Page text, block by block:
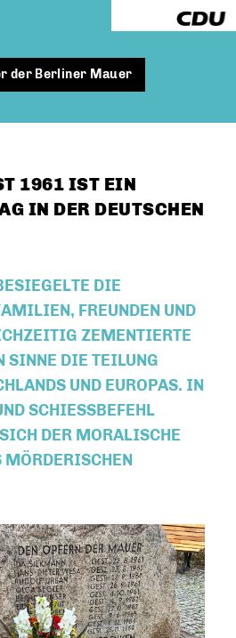
der Berliner Mauer
1961 IST EIN
IN DER DEUTSCHEN
DIE
FREUNDEN UND
ZEMENTIERTE
SINNE DIE TEILUNG
UND EUROPAS. IN
SCHIESSBEFEHL M
DER MORALISCHE B
S